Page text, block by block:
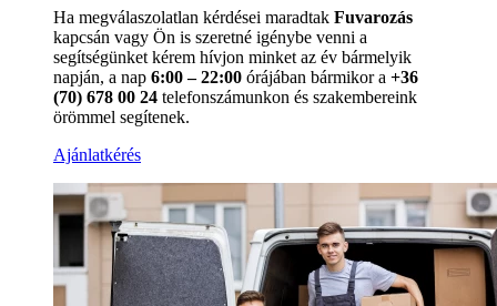
Ha megválaszolatlan kérdései maradtak Fuvarozás
kapcsán vagy Ön is szeretné igénybe venni a
segítségünket kérem hívjon minket az év bármelyik
napján, a nap 6:00 – 22:00 órájában bármikor a +36
(70) 678 00 24 telefonszámunkon és szakembereink
örömmel segítenek.
Ajánlatkérés